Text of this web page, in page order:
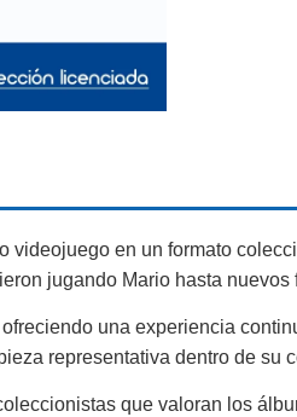
videojuego en un formato
jugando Mario hasta nuevos
una experiencia
representativa dentro de su
que valoran los